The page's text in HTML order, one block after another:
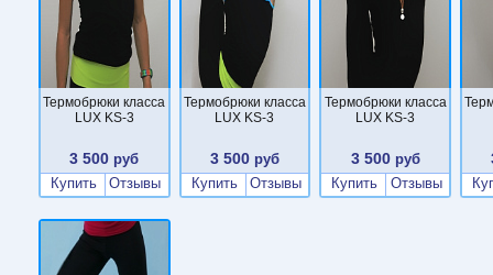
Термобрюки класса
LUX KS-3
3 500 руб
Купить
Отзывы
Термобрюки класса
LUX KS-3
3 500 руб
Купить
Отзывы
Термобрюки класса
LUX KS-3
3 500руб
Купить
Отзывы